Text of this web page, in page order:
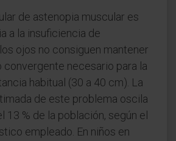
de astenopia muscular es
a la insuficiencia de
ojos no consiguen mantener
convergente necesario para la
habitual (30 a 40 cm). La
de este problema oscila
13 % de la población, según el
empleado. En niños en